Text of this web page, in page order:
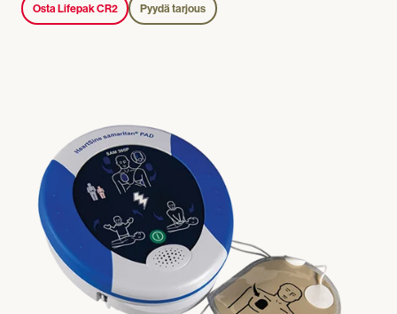
Osta Lifepak CR2 Pyydä tarjous